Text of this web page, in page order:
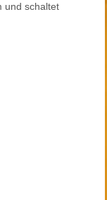
und schaltet